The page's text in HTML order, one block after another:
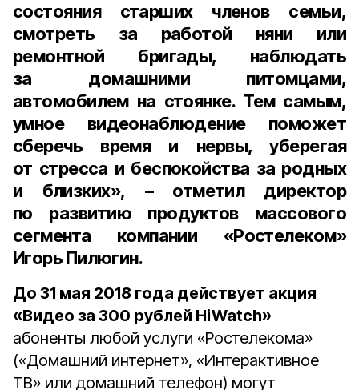
состояния старших членов семьи,
смотреть за работой няни или
ремонтной бригады, наблюдать
за домашними питомцами,
автомобилем на стоянке. Тем самым,
умное видеонаблюдение поможет
сберечь время и нервы, уберегая
от стресса и беспокойства за родных
и близких», – отметил директор
по развитию продуктов массового
сегмента компании «Ростелеком»
Игорь Пилюгин.
До 31 мая 2018 года действует акция
«Видео за 300 рублей HiWatch»
абоненты любой услуги «Ростелекома»
(«Домашний интернет», «Интерактивное
ТВ» или домашний телефон) могут